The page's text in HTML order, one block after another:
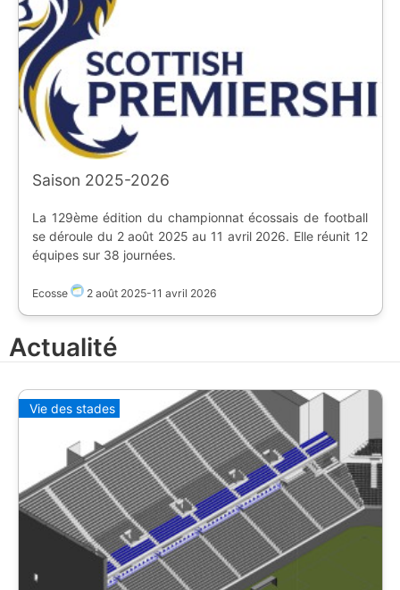
Saison 2025-2026
La 129ème édition du championnat écossais de football
se déroule du 2 août 2025 au 11 avril 2026. Elle réunit 12
équipes sur 38 journées.
Ecosse 2 août 2025-11 avril 2026
Actualité
Vie des stades